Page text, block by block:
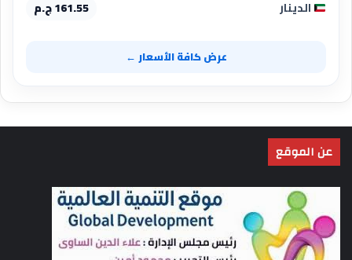
الدينار 161.55 ج.م
عرض كافة الأسعار ←
عن الموقع